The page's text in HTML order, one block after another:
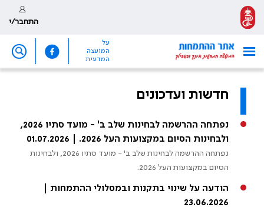
התחבר/י
על
המועצה
המדעית
חדשות ועדכונים
נפתחה ההרשמה לבחינות שלב ב' - מועד סתיו 2026,
ולבחינות הסיום במקצועות העל 2026. | 01.07.2026
נפתחה ההרשמה לבחינות שלב ב' - מועד סתיו 2026, ולבחינות
הסיום במקצועות העל 2026.
הודעה על שינוי בתקנות ובמסלולי ההתמחות |
23.06.2026